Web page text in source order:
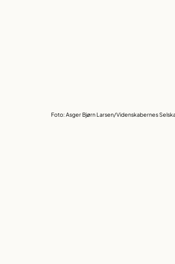
Foto: Asger Bjørn Larsen/Videnskabernes